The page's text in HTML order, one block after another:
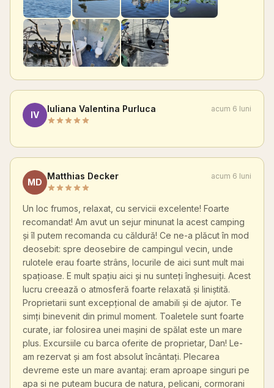
IV
Iuliana Valentina Purluca acum 6 luni
MD
Matthias Decker acum 6 luni
Un loc frumos, relaxat, cu servicii excelente! Foarte
recomandat! Am avut un sejur minunat la acest camping
și îl putem recomanda cu căldură! Ce ne-a plăcut în mod
deosebit: spre deosebire de campingul vecin, unde
rulotele erau foarte strâns, locurile de aici sunt mult mai
spațioase. E mult spațiu aici și nu sunteți înghesuiți. Acest
lucru creează o atmosferă foarte relaxată și liniștită.
Proprietarii sunt excepțional de amabili și de ajutor. Te
simți binevenit din primul moment. Toaletele sunt foarte
curate, iar folosirea unei mașini de spălat este un mare
plus. Excursiile cu barca oferite de proprietar, Dan! Le-
am rezervat și am fost absolut încântați. Plecarea
devreme este un mare avantaj: eram aproape singuri pe
apa si ne puteam bucura de natura, pelicani, cormorani